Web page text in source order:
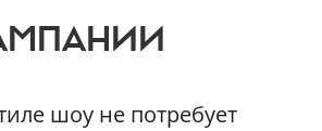
шоу не потребует